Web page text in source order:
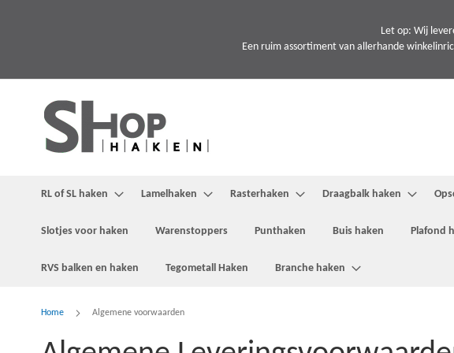
Let op: Wij
Een ruim assortiment van allerhande
RL of SL haken Lamelhaken Rasterhaken Draagbalk haken
Slotjes voor haken Warenstoppers Punthaken Buis haken Plafond
RVS balken en haken Tegometall Haken Branche haken
Home Algemene voorwaarden